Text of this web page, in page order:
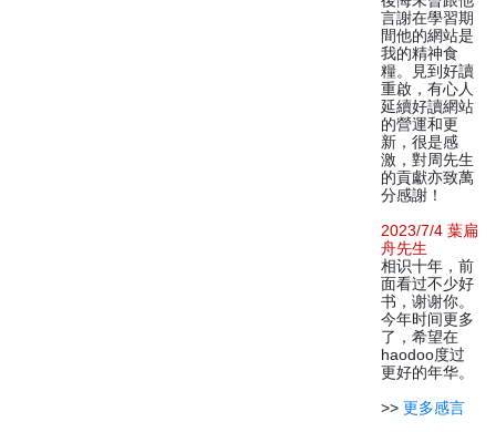
言謝在學習期
間他的網站是
我的精神食
糧。見到好讀
重啟，有心人
延續好讀網站
的營運和更
新，很是感
激，對周先生
的貢獻亦致萬
分感謝！
2023/7/4 葉扁
舟先生
相识十年，前
面看过不少好
书，谢谢你。
今年时间更多
了，希望在
haodoo度过
更好的年华。
>> 更多感言